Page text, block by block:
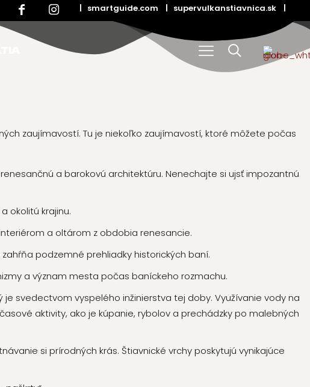
| smartguide.com | supervulkanstiavnica.sk |
zaujímavostí. Tu je niekoľko zaujímavostí, ktoré môžete počas
a barokovú architektúru. Nenechajte si ujsť impozantnú
okolitú krajinu.
a oltárom z obdobia renesancie.
podzemné prehliadky historických baní.
a význam mesta počas baníckeho rozmachu.
je svedectvom vyspelého inžinierstva tej doby. Využívanie vody na
aktivity, ako je kúpanie, rybolov a prechádzky po malebných
si prírodných krás. Štiavnické vrchy poskytujú vynikajúce